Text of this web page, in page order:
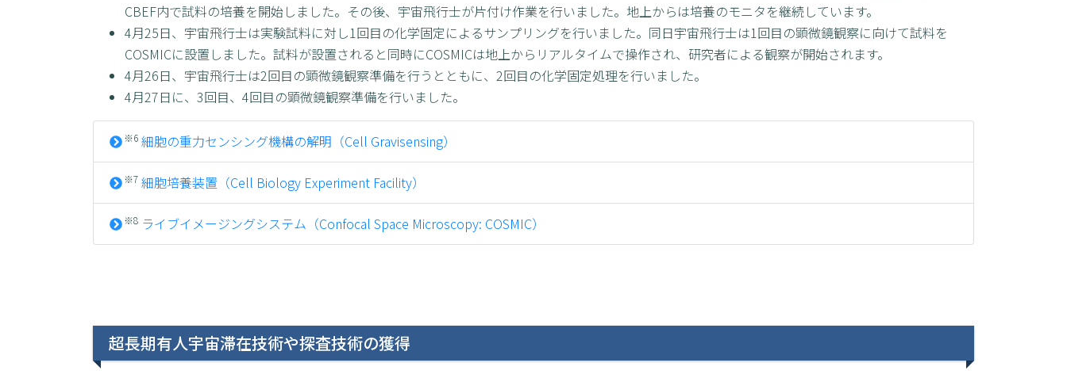
CBEF内で試料の培養を開始しました。その後、宇宙飛行士が片付け作業を行いました。地上からは培養のモニタを継続しています。
4月25日、宇宙飛行士は実験試料に対し1回目の化学固定によるサンプリングを行いました。同日宇宙飛行士は1回目の顕微鏡観察に向けて試料を
COSMICに設置しました。試料が設置されると同時にCOSMICは地上からリアルタイムで操作され、研究者による観察が開始されます。
4月26日、宇宙飛行士は2回目の顕微鏡観察準備を行うとともに、2回目の化学固定処理を行いました。
4月27日に、3回目、4回目の顕微鏡観察準備を行いました。
※6 細胞の重⼒センシング機構の解明（Cell Gravisensing）
※7 細胞培養装置（Cell Biology Experiment Facility）
※8 ライブイメージングシステム（Confocal Space Microscopy: COSMIC）
超長期有人宇宙滞在技術や探査技術の獲得